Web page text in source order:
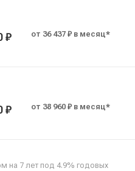
₽ от 36 437 ₽ в месяц*
₽ от 38 960 ₽ в месяц*
на 7 лет под 4.9% годовых